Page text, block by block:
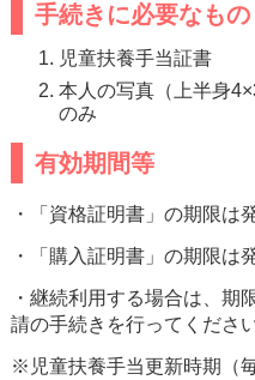
手続きに必要なもの
児童扶養手当証書
本人の写真（上半身
のみ
有効期間等
・ 「資格証明書」の期限は
​・ 「購入証明書」の期限は
・継続利用する場合は、期
請の手続きを行ってください
※児童扶養手当更新時期（